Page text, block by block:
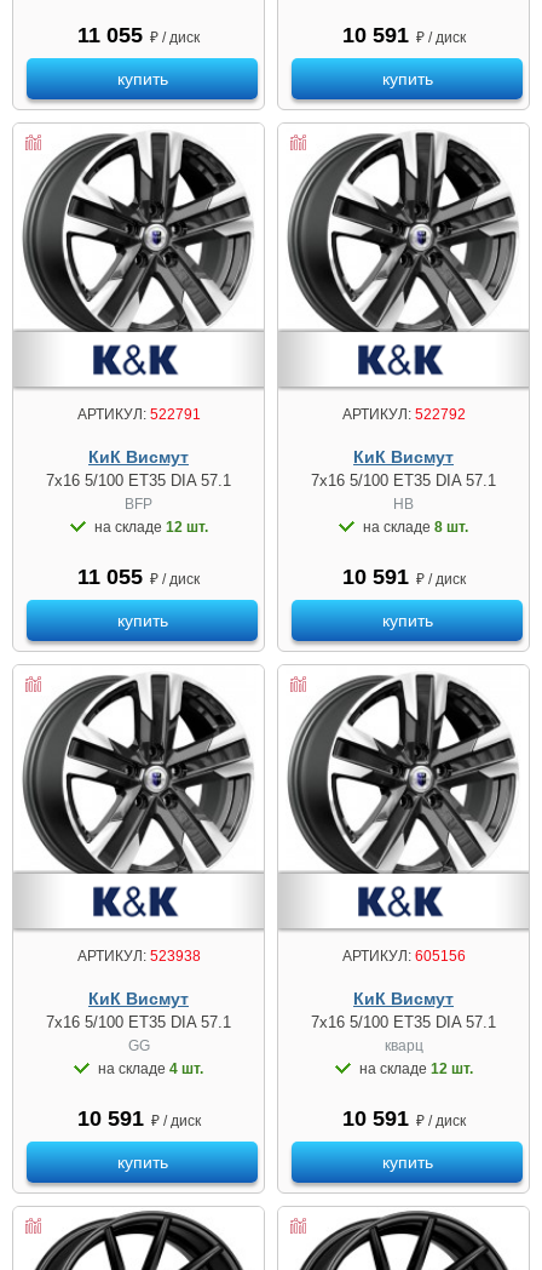
11 055 ₽ / диск
купить
10 591 ₽ / диск
купить
АРТИКУЛ:522791
КиК Висмут
7x16 5/100 ET35 DIA 57.1
BFP
на складе 12 шт.
11 055 ₽ / диск
купить
АРТИКУЛ:522792
КиК Висмут
7x16 5/100 ET35 DIA 57.1
HB
на складе 8 шт.
10 591 ₽ / диск
купить
АРТИКУЛ:523938
КиК Висмут
7x16 5/100 ET35 DIA 57.1
GG
на складе 4 шт.
10 591 ₽ / диск
купить
АРТИКУЛ:605156
КиК Висмут
7x16 5/100 ET35 DIA 57.1
кварц
на складе 12 шт.
10 591 ₽ / диск
купить